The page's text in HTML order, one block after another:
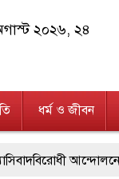
২০২৬, ২৪
ধর্ম ও জীবন
আন্দোলনে